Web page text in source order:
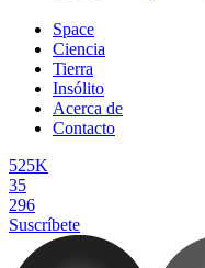
Space
Ciencia
Tierra
Insólito
Acerca de
Contacto
525K
35
296
Suscríbete